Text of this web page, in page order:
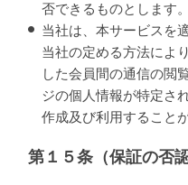
否できるものとします。
当社は、本サービスを
当社の定める方法によ
した会員間の通信の閲
ジの個人情報が特定さ
作成及び利用すること
第１５条（保証の否